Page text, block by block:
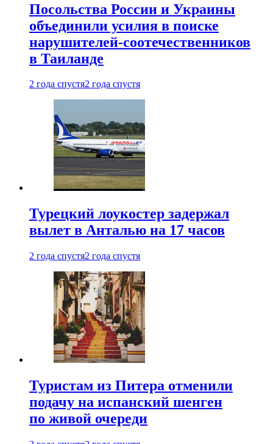
Посольства России и Украины
объединили усилия в поиске
нарушителей-соотечественников
в Таиланде
2 года спустя2 года спустя
Турецкий лоукостер задержал
вылет в Анталью на 17 часов
2 года спустя2 года спустя
Туристам из Питера отменили
подачу на испанский шенген
по живой очереди